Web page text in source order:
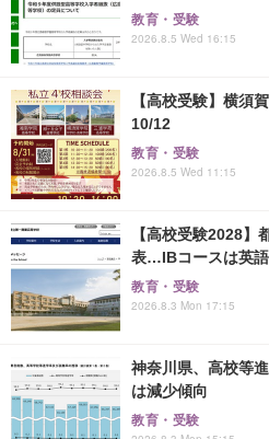
教育・受験
2026.8.5 Wed 16:15
【高校受験】横須
10/12
教育・受験
2026.8.5 Wed 11:15
【高校受験2028】
表…IBコースは英
教育・受験
2026.8.3 Mon 17:15
神奈川県、高校等
は減少傾向
教育・受験